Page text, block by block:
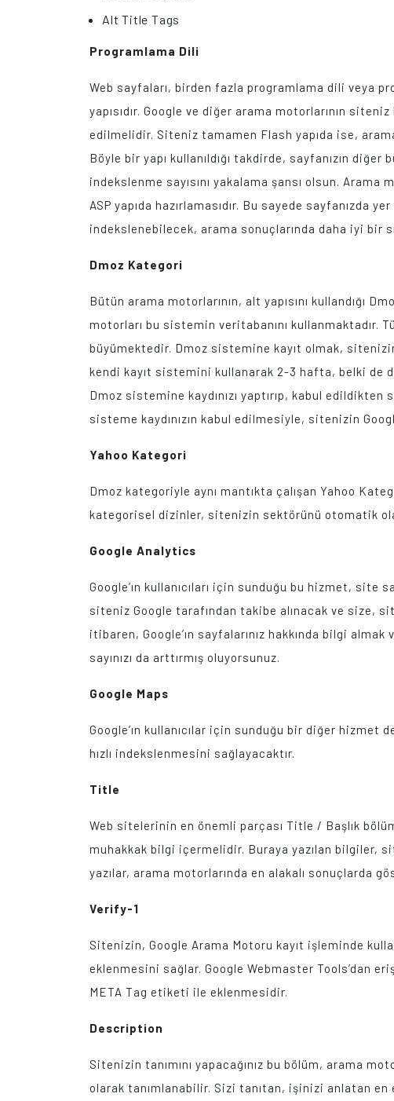
Alt Title Tags
Programlama Dili
Web sayfaları, birden fazla programlama dili veya
yapısıdır. Google ve diğer arama motorlarının
edilmelidir. Siteniz tamamen Flash yapıda ise,
Böyle bir yapı kullanıldığı takdirde, sayfanızın
indekslenme sayısını yakalama şansı olsun.
ASP yapıda hazırlamasıdır. Bu sayede sayfanızda
indekslenebilecek, arama sonuçlarında daha iyi bir
Dmoz Kategori
Bütün arama motorlarının, alt yapısını
motorları bu sistemin veritabanını kullanmaktadır.
büyümektedir. Dmoz sistemine kayıt olmak,
kendi kayıt sistemini kullanarak 2-3 hafta, belki de
Dmoz sistemine kaydınızı yaptırıp, kabul
sisteme kaydınızın kabul edilmesiyle, sitenizin
Yahoo Kategori
Dmoz kategoriyle aynı mantıkta çalışan Yahoo
kategorisel dizinler, sitenizin sektörünü otomatik
Google Analytics
Google’ın kullanıcıları için sunduğu bu hizmet,
siteniz Google tarafından takibe alınacak ve size,
itibaren, Google’ın sayfalarınız hakkında bilgi
sayınızı da arttırmış oluyorsunuz.
Google Maps
Google’ın kullanıcılar için sunduğu bir diğer
hızlı indekslenmesini sağlayacaktır.
Title
Web sitelerinin en önemli parçası Title / Başlık
muhakkak bilgi içermelidir. Buraya yazılan bilgiler,
yazılar, arama motorlarında en alakalı sonuçlarda
Verify-1
Sitenizin, Google Arama Motoru kayıt işleminde
eklenmesini sağlar. Google Webmaster Tools’dan
META Tag etiketi ile eklenmesidir.
Description
Sitenizin tanımını yapacağınız bu bölüm, arama
olarak tanımlanabilir. Sizi tanıtan, işinizi anlatan